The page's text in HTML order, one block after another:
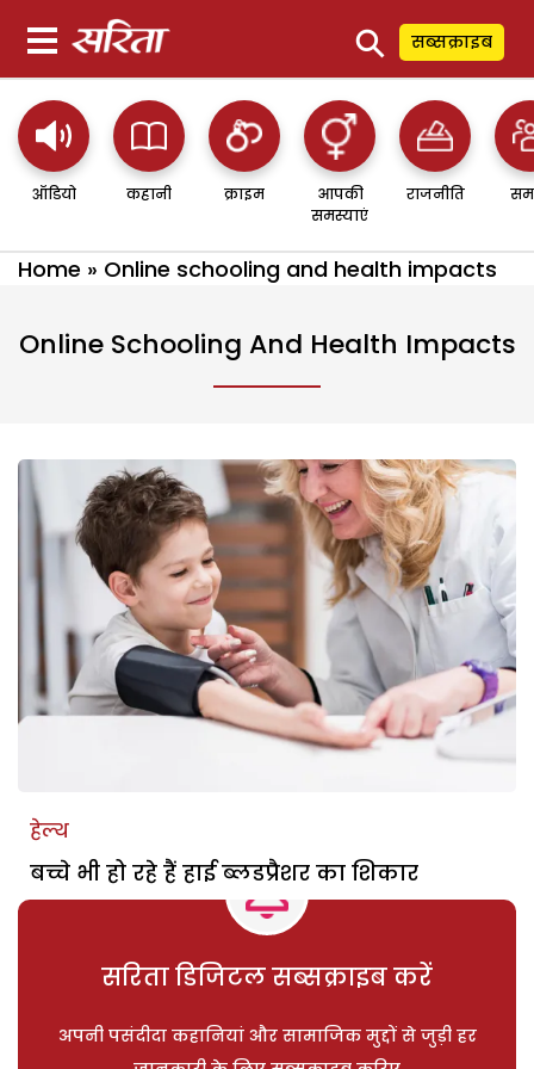
⚲ सब्सक्राइब
ऑडियो कहानी क्राइम
आपकी
समस्याएं
राजनीति
Home » Online schooling and health impacts
Online Schooling And Health Impacts
हेल्थ
बच्चे भी हो रहे हैं हाई ब्लडप्रैशर का शिकार
सरिता डिजिटल सब्सक्राइब करें
अपनी पसंदीदा कहानियां और सामाजिक मुद्दों से जुड़ी हर